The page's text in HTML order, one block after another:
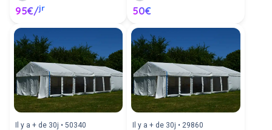
95€/jr 50€
Il y a + de 30j • 50340 Il y a + de 30j • 29860